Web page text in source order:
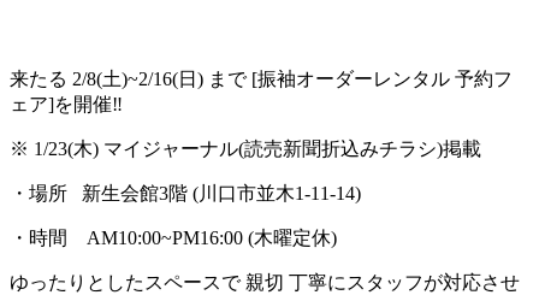
来たる 2/8(土)~2/16(日) まで [振袖オーダーレンタル 予約フ
ェア]を開催‼︎
※ 1/23(木) マイジャーナル(読売新聞折込みチラシ)掲載
・場所 新生会館3階 (川口市並木1-11-14)
・時間 AM10:00~PM16:00 (木曜定休)
ゆったりとしたスペースで 親切 丁寧にスタッフが対応させ